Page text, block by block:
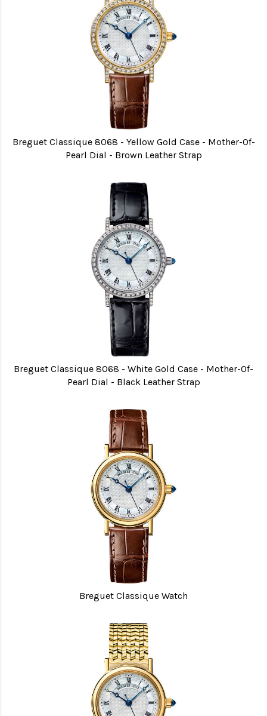
Breguet Classique 8068 - Yellow Gold Case - Mother-Of-
Pearl Dial - Brown Leather Strap
Breguet Classique 8068 - White Gold Case - Mother-Of-
Pearl Dial - Black Leather Strap
Breguet Classique Watch